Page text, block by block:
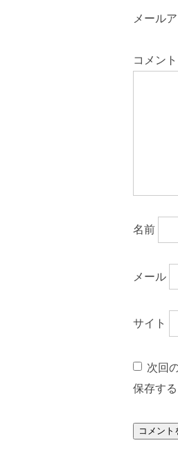
メール
コメント
名前
メール
サイト
次回
保存する